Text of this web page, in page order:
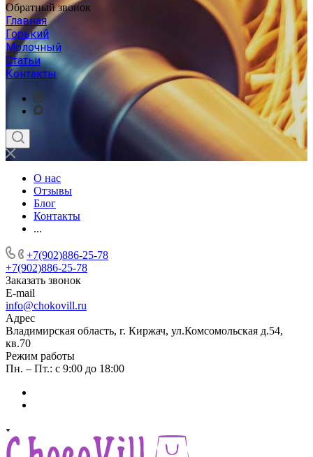
Обратный звонок
Главная
Горький
Молочный
Статьи
Контакты
О нас
Отзывы
Блог
Контакты
...
+7(902)886-25-78
+7(902)886-25-78
Заказать звонок
E-mail
info@chokovill.ru
Адрес
Владимирская область, г. Киржач, ул.Комсомольская д.54,
кв.70
Режим работы
Пн. – Пт.: с 9:00 до 18:00